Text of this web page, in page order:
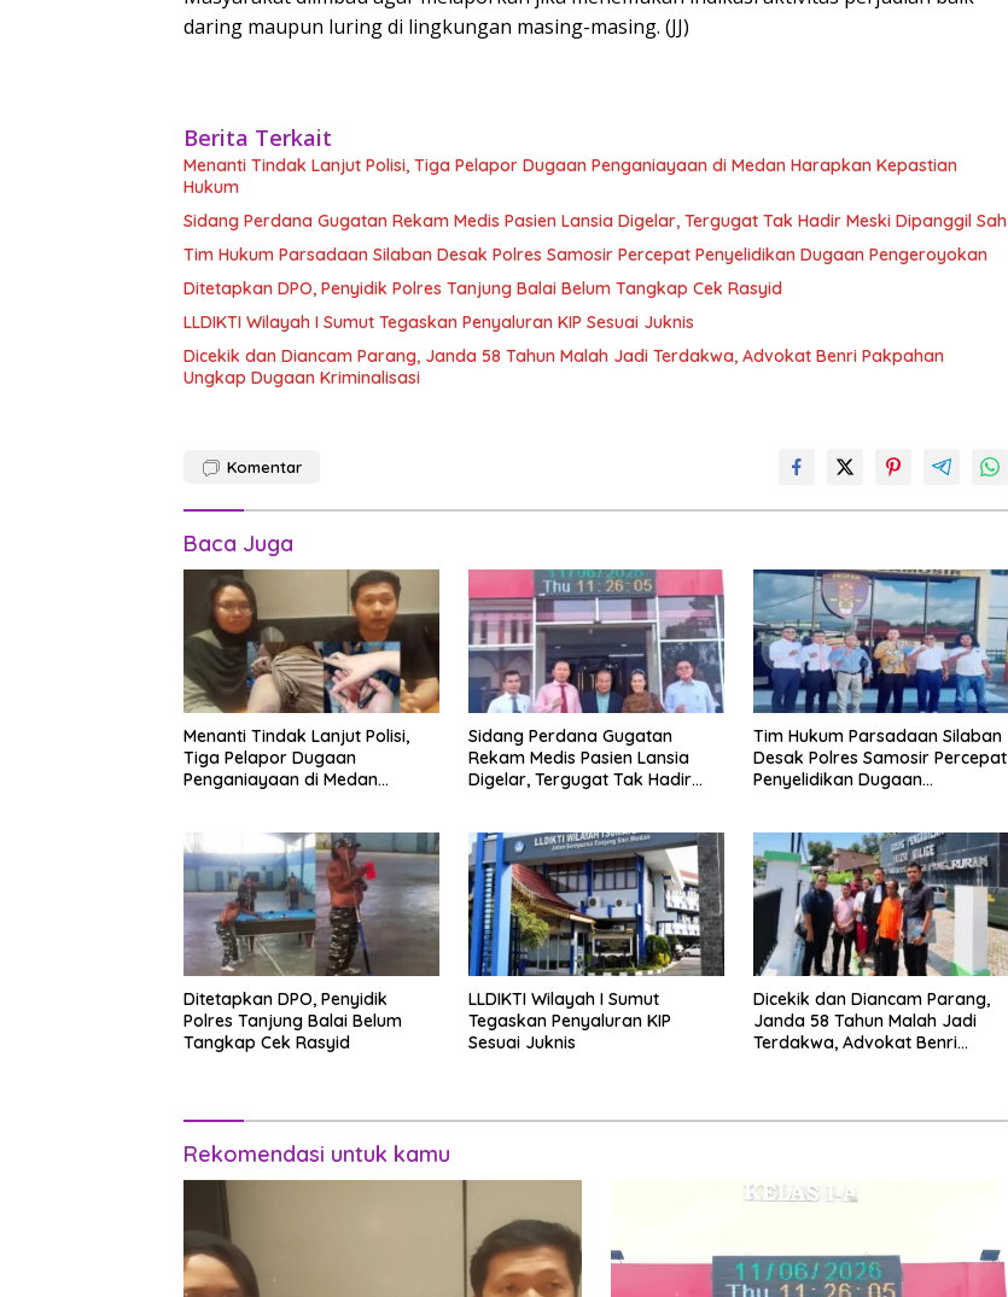
daring maupun luring di lingkungan masing-masing. (JJ)
Berita Terkait
Menanti Tindak Lanjut Polisi, Tiga Pelapor Dugaan Penganiayaan di Medan Harapkan Kepastian
Hukum
Sidang Perdana Gugatan Rekam Medis Pasien Lansia Digelar, Tergugat Tak Hadir Meski Dipanggil Sah
Tim Hukum Parsadaan Silaban Desak Polres Samosir Percepat Penyelidikan Dugaan Pengeroyokan
Ditetapkan DPO, Penyidik Polres Tanjung Balai Belum Tangkap Cek Rasyid
LLDIKTI Wilayah I Sumut Tegaskan Penyaluran KIP Sesuai Juknis
Dicekik dan Diancam Parang, Janda 58 Tahun Malah Jadi Terdakwa, Advokat Benri Pakpahan
Ungkap Dugaan Kriminalisasi
Komentar
Baca Juga
Menanti Tindak Lanjut Polisi,
Tiga Pelapor Dugaan
Penganiayaan di Medan
Sidang Perdana Gugatan
Rekam Medis Pasien Lansia
Digelar, Tergugat Tak Hadir
Tim Hukum Parsadaan Silaban
Desak Polres Samosir Percepat
Penyelidikan Dugaan
Ditetapkan DPO, Penyidik
Polres Tanjung Balai Belum
Tangkap Cek Rasyid
LLDIKTI Wilayah I Sumut
Tegaskan Penyaluran KIP
Sesuai Juknis
Dicekik dan Diancam Parang,
Janda 58 Tahun Malah Jadi
Terdakwa, Advokat Benri
Rekomendasi untuk kamu